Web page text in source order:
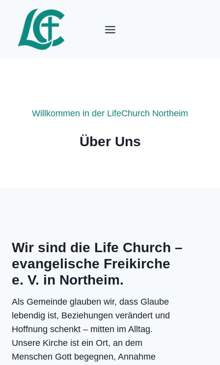
springen
Willkommen in der LifeChurch Northeim
Über Uns
Wir sind die Life Church –
evangelische Freikirche
e. V. in Northeim.
Als Gemeinde glauben wir, dass Glaube
lebendig ist, Beziehungen verändert und
Hoffnung schenkt – mitten im Alltag.
Unsere Kirche ist ein Ort, an dem
Menschen Gott begegnen, Annahme